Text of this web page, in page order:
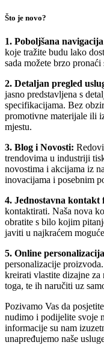
Što je novo?
1. Poboljšana
koje tražite budu lako
sada možete brzo
2. Detaljan pregled
jasno predstavljena s
specifikacijama. Bez
promotivne materijale ili
mjestu.
3. Blog i Novosti:
trendovima u industriji
novostima i akcijama iz
inovacijama i posebnim
4. Jednostavna kontakt
kontaktirati. Naša nova
obratite s bilo kojim
javiti u najkraćem
5. Online
personalizacije
kreirati vlastite dizajne
toga, te ih naručiti uz
Pozivamo Vas da
nudimo i podijelite svoje
informacije su nam
unapređujemo naše